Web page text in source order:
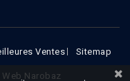
Ventes Sitemap
Narobaz